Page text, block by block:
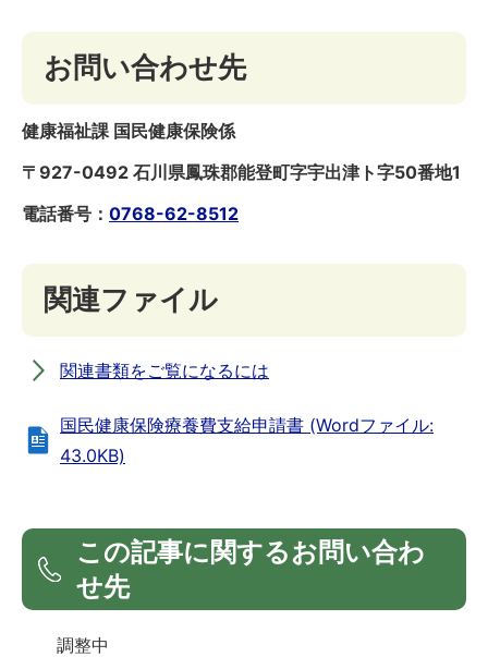
お問い合わせ先
健康福祉課 国民健康保険係
〒927-0492 石川県鳳珠郡能登町字宇出津ト字50番地1
電話番号： 0768-62-8512
関連ファイル
関連書類をご覧になるには
国民健康保険療養費支給申請書 (Wordファイル:
43.0KB)
この記事に関するお問い合わ
せ先
調整中